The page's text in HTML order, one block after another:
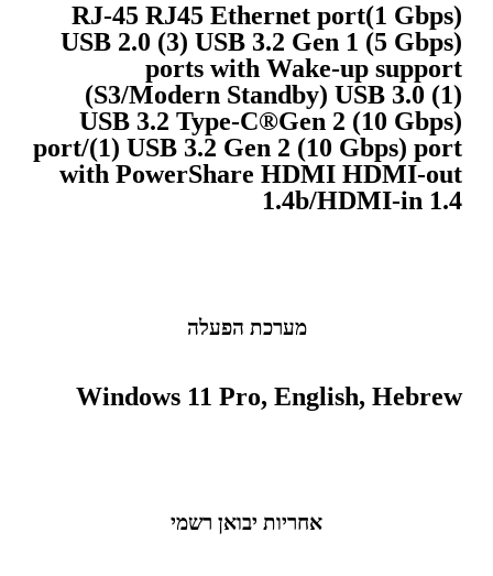
RJ-45 RJ45 Ethernet port(1 Gbps)
USB 2.0 (3) USB 3.2 Gen 1 (5 Gbps)
ports with Wake-up support
(S3/Modern Standby) USB 3.0 (1)
USB 3.2 Type-C®Gen 2 (10 Gbps)
port/(1) USB 3.2 Gen 2 (10 Gbps) port
with PowerShare HDMI HDMI-out
1.4b/HDMI-in 1.4
מערכת הפעלה
Windows 11 Pro, English, Hebrew
אחריות יבואן רשמי